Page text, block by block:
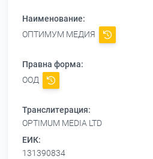
Наименование:
ОПТИМУМ МЕДИЯ
Правна форма:
ООД
Транслитерация:
OPTIMUM MEDIA LTD
ЕИК:
131390834